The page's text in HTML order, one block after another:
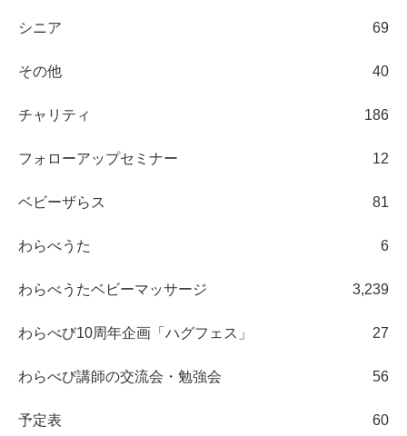
シニア 69
その他 40
チャリティ 186
フォローアップセミナー 12
ベビーザらス 81
わらべうた 6
わらべうたベビーマッサージ 3,239
わらべび10周年企画「ハグフェス」 27
わらべび講師の交流会・勉強会 56
予定表 60